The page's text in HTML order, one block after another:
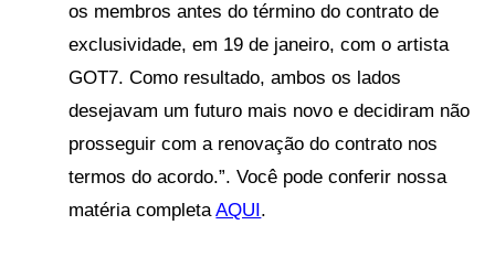
os membros antes do término do contrato de
exclusividade, em 19 de janeiro, com o artista
GOT7. Como resultado, ambos os lados
desejavam um futuro mais novo e decidiram não
prosseguir com a renovação do contrato nos
termos do acordo.”. Você pode conferir nossa
matéria completaAQUI .